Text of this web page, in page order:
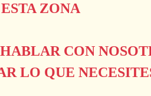
ZONA
CON
LO QUE